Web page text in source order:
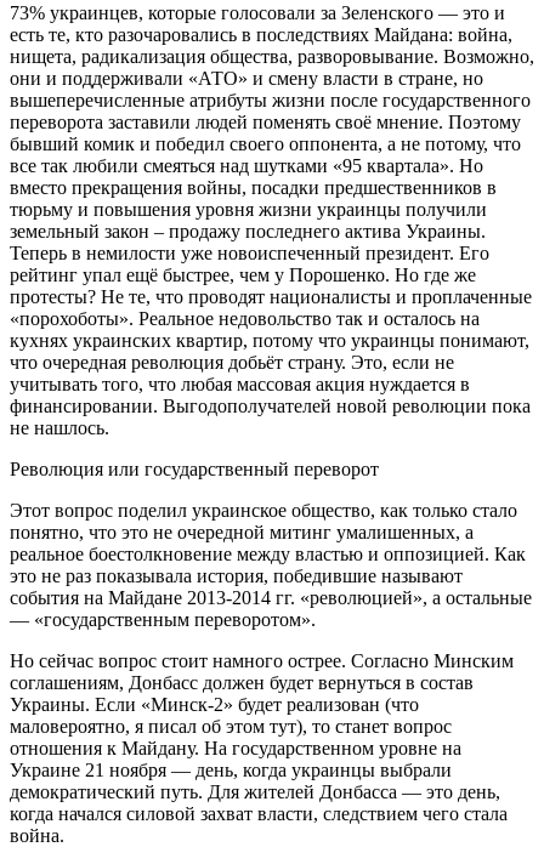
73% украинцев, которые голосовали за Зеленского — это и
есть те, кто разочаровались в последствиях Майдана: война,
нищета, радикализация общества, разворовывание. Возможно,
они и поддерживали «АТО» и смену власти в стране, но
вышеперечисленные атрибуты жизни после государственного
переворота заставили людей поменять своё мнение. Поэтому
бывший комик и победил своего оппонента, а не потому, что
все так любили смеяться над шутками «95 квартала». Но
вместо прекращения войны, посадки предшественников в
тюрьму и повышения уровня жизни украинцы получили
земельный закон – продажу последнего актива Украины.
Теперь в немилости уже новоиспеченный президент. Его
рейтинг упал ещё быстрее, чем у Порошенко. Но где же
протесты? Не те, что проводят националисты и проплаченные
«порохоботы». Реальное недовольство так и осталось на
кухнях украинских квартир, потому что украинцы понимают,
что очередная революция добьёт страну. Это, если не
учитывать того, что любая массовая акция нуждается в
финансировании. Выгодополучателей новой революции пока
не нашлось.
Революция или государственный переворот
Этот вопрос поделил украинское общество, как только стало
понятно, что это не очередной митинг умалишенных, а
реальное боестолкновение между властью и оппозицией. Как
это не раз показывала история, победившие называют
события на Майдане 2013-2014 гг. «революцией», а остальные
— «государственным переворотом».
Но сейчас вопрос стоит намного острее. Согласно Минским
соглашениям, Донбасс должен будет вернуться в состав
Украины. Если «Минск-2» будет реализован (что
маловероятно, я писал об этом тут), то станет вопрос
отношения к Майдану. На государственном уровне на
Украине 21 ноября — день, когда украинцы выбрали
демократический путь. Для жителей Донбасса — это день,
когда начался силовой захват власти, следствием чего стала
война.